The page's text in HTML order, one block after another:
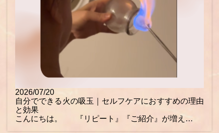
2026/07/20
自分でできる火の吸玉｜セルフケアにおすすめの理由
と効果
こんにちは。 『リピート』『ご紹介』が増え…